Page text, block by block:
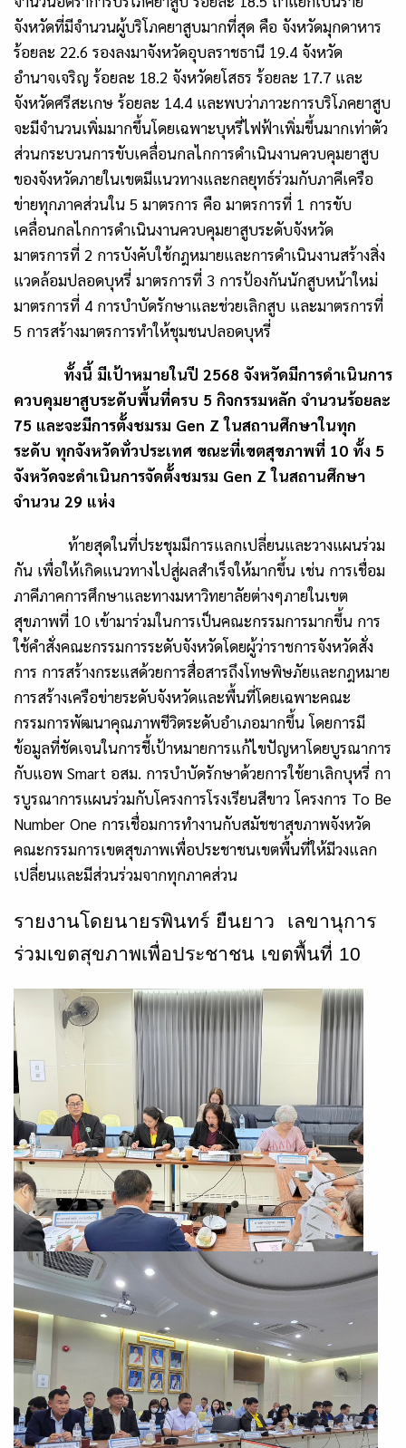
จังหวัดที่มีจำนวนผู้บริโภคยาสูบมากที่สุด คือ จังหวัดมุกดาหาร
ร้อยละ 22.6 รองลงมาจังหวัดอุบลราชธานี 19.4 จังหวัด
อำนาจเจริญ ร้อยละ 18.2 จังหวัดยโสธร ร้อยละ 17.7 และ
จังหวัดศรีสะเกษ ร้อยละ 14.4 และพบว่าภาวะการบริโภคยาสูบ
จะมีจำนวนเพิ่มมากขึ้นโดยเฉพาะบุหรี่ไฟฟ้าเพิ่มขึ้นมากเท่าตัว
ส่วนกระบวนการขับเคลื่อนกลไกการดำเนินงานควบคุมยาสูบ
ของจังหวัดภายในเขตมีแนวทางและกลยุทธ์ร่วมกับภาคีเครือ
ข่ายทุกภาคส่วนใน 5 มาตรการ คือ มาตรการที่ 1 การขับ
เคลื่อนกลไกการดำเนินงานควบคุมยาสูบระดับจังหวัด
มาตรการที่ 2 การบังคับใช้กฎหมายและการดำเนินงานสร้างสิ่ง
แวดล้อมปลอดบุหรี่ มาตรการที่ 3 การป้องกันนักสูบหน้าใหม่
มาตรการที่ 4 การบำบัดรักษาและช่วยเลิกสูบ และมาตรการที่
5 การสร้างมาตรการทำให้ชุมชนปลอดบุหรี่
ทั้งนี้ มีเป้าหมายในปี 2568 จังหวัดมีการดำเนินการ
ควบคุมยาสูบระดับพื้นที่ครบ 5 กิจกรรมหลัก จำนวนร้อยละ
75 และจะมีการตั้งชมรม Gen Zในสถานศึกษาในทุก
ระดับ ทุกจังหวัดทั่วประเทศ ขณะที่เขตสุขภาพที่ 10 ทั้ง 5
จังหวัดจะดำเนินการจัดตั้งชมรม Gen Zในสถานศึกษา
จำนวน 29 แห่ง
ท้ายสุดในที่ประชุมมีการแลกเปลี่ยนและวางแผนร่วม
กัน เพื่อให้เกิดแนวทางไปสู่ผลสำเร็จให้มากขึ้น เช่น การเชื่อม
ภาคีภาคการศึกษาและทางมหาวิทยาลัยต่างๆภายในเขต
สุขภาพที่ 10 เข้ามาร่วมในการเป็นคณะกรรมการมากขึ้น การ
ใช้คำสั่งคณะกรรมการระดับจังหวัดโดยผู้ว่าราชการจังหวัดสั่ง
การ การสร้างกระแสด้วยการสื่อสารถึงโทษพิษภัยและกฎหมาย
การสร้างเครือข่ายระดับจังหวัดและพื้นที่โดยเฉพาะคณะ
กรรมการพัฒนาคุณภาพชีวิตระดับอำเภอมากขึ้น โดยการมี
ข้อมูลที่ชัดเจนในการชี้เป้าหมายการแก้ไขปัญหาโดยบูรณาการ
กับแอพ Smart อสม. การบำบัดรักษาด้วยการใช้ยาเลิกบุหรี่ กา
รบูรณาการแผนร่วมกับโครงการโรงเรียนสีขาว โครงการ To Be
Number One การเชื่อมการทำงานกับสมัชชาสุขภาพจังหวัด
คณะกรรมการเขตสุขภาพเพื่อประชาชนเขตพื้นที่ให้มีวงแลก
เปลี่ยนและมีส่วนร่วมจากทุกภาคส่วน
รายงานโดยนายรพินทร์ ยืนยาว
เลขานุการ
ร่วมเขตสุขภาพเพื่อประชาชน เขตพื้นที่ 10